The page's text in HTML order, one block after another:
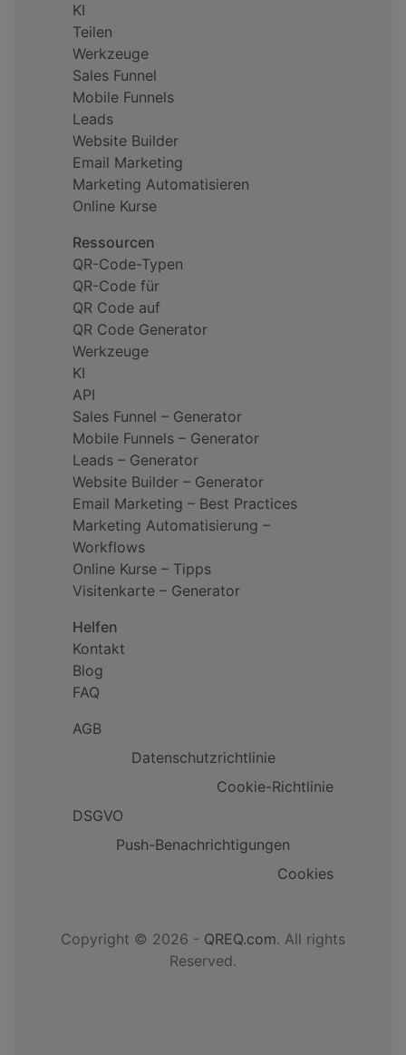
KI
Teilen
Werkzeuge
Sales Funnel
Mobile Funnels
Leads
Website Builder
Email Marketing
Marketing Automatisieren
Online Kurse
Ressourcen
QR-Code-Typen
QR-Code für
QR Code auf
QR Code Generator
Werkzeuge
KI
API
Sales Funnel – Generator
Mobile Funnels – Generator
Leads – Generator
Website Builder – Generator
Email Marketing – Best Practices
Marketing Automatisierung –
Workflows
Online Kurse – Tipps
Visitenkarte – Generator
Helfen
Kontakt
Blog
FAQ
AGB
Datenschutzrichtlinie
Cookie-Richtlinie
DSGVO
Push-Benachrichtigungen
Cookies
Copyright © 2026 - QREQ.com. All rights
Reserved.